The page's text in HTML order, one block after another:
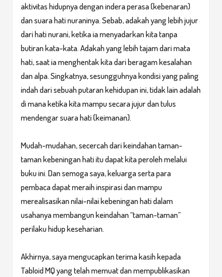
aktivitas hidupnya dengan indera perasa (kebenaran)
dan suara hati nuraninya. Sebab, adakah yang lebih jujur
dari hati nurani, ketika ia menyadarkan kita tanpa
butiran kata-kata. Adakah yang lebih tajam dari mata
hati, saat ia menghentak kita dari beragam kesalahan
dan alpa. Singkatnya, sesungguhnya kondisi yang paling
indah dari sebuah putaran kehidupan ini, tidak lain adalah
di mana ketika kita mampu secara jujur dan tulus
mendengar suara hati (keimanan).
Mudah-mudahan, secercah dari keindahan taman-
taman kebeningan hati itu dapat kita peroleh melalui
buku ini. Dan semoga saya, keluarga serta para
pembaca dapat meraih inspirasi dan mampu
merealisasikan nilai-nilai kebeningan hati dalam
usahanya membangun keindahan “taman-taman”
perilaku hidup keseharian.
Akhirnya, saya mengucapkan terima kasih kepada
Tabloid MQ yang telah memuat dan mempublikasikan